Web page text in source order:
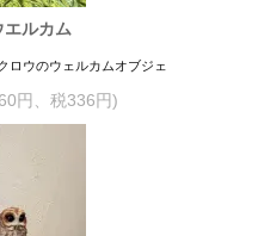
エルカム
ロウのウェルカムオブジェ
円、税336円)